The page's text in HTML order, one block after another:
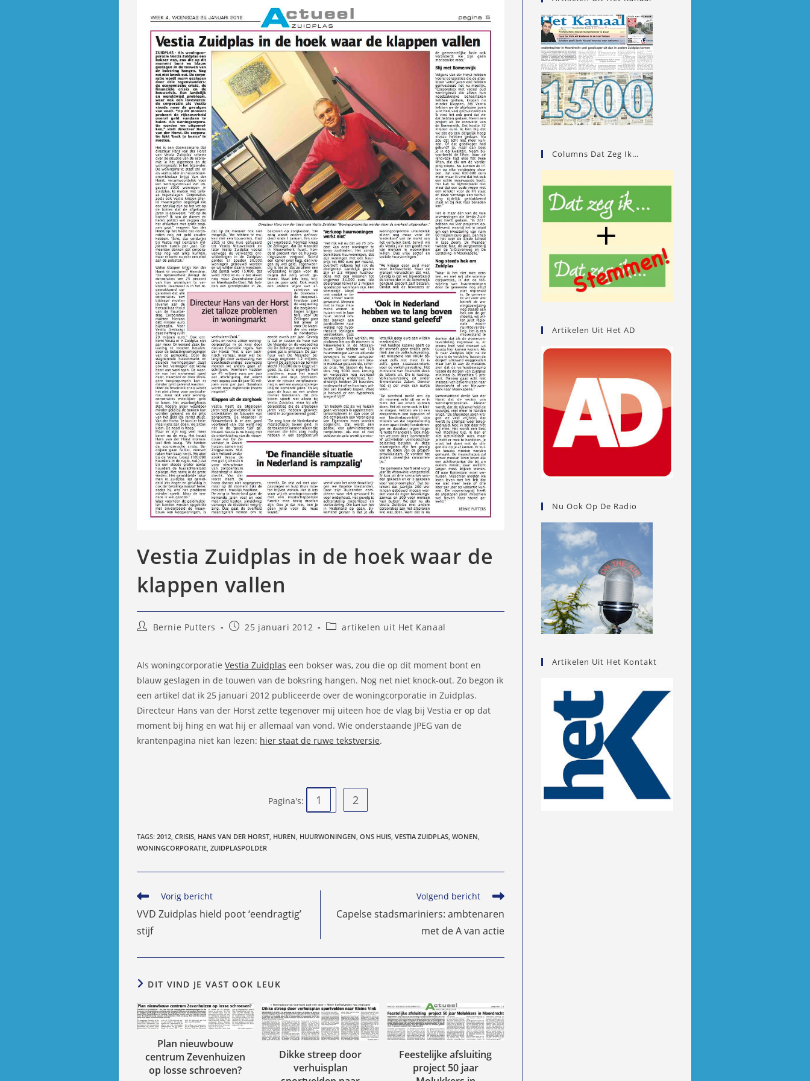
Vestia Zuidplas in de hoek waar de
klappen vallen
BerichtBernie Putters
Bericht25 januari 2012 Berichtcategorie:
artikelen uit Het Kanaal
Als woningcorporatie Vestia Zuidplas een bokser was, zou die op dit moment bont en
blauw geslagen in de touwen van de boksring hangen. Nog net niet knock-out. Zo begon ik
een artikel dat ik 25 januari 2012 publiceerde over de woningcorporatie in Zuidplas.
Directeur Hans van der Horst zette tegenover mij uiteen hoe de vlag bij Vestia er op dat
moment bij hing en wat hij er allemaal van vond. Wie onderstaande JPEG van de
krantenpagina niet kan lezen: hier staat de ruwe tekstversie.
Pagina's: 1 2
TAGS: 2012 CRISIS HANS VAN DER HORST HUREN HUURWONINGEN ONS HUIS VESTIA ZUIDPLAS WONEN
WONINGCORPORATIE ZUIDPLASPOLDER
Lees
artikelen
Vorig bericht
VVD Zuidplas hield poot ‘eendragtig’
stijf
Volgend bericht
Capelse stadsmariniers: ambtenaren
met de A van actie
DIT VIND JE VAST OOK LEUK
Plan nieuwbouw
centrum Zevenhuizen
op losse schroeven?
Dikke streep door
verhuisplan
Feestelijke afsluiting
project 50 jaar
Columns Dat Zeg Ik…
Artikelen Uit Het AD
Nu Ook Op De Radio
Artikelen Uit Het Kontakt